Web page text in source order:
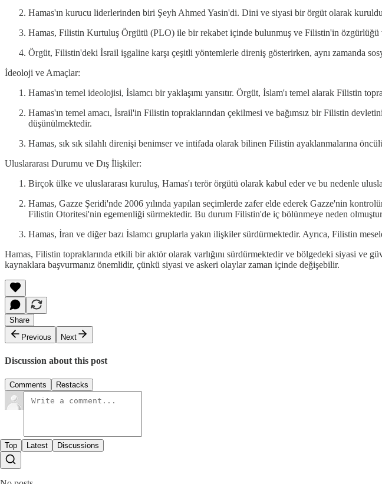
Hamas'ın kurucu liderlerinden biri Şeyh Ahmed Yasin'di. Dini ve siyasi bir örgüt olarak
Hamas, Filistin Kurtuluş Örgütü (PLO) ile bir rekabet içinde bulunmuş ve Filistin'in özgürlüğü
Örgüt, Filistin'deki İsrail işgaline karşı çeşitli yöntemlerle direniş gösterirken, aynı zamanda
İdeoloji ve Amaçlar:
Hamas'ın temel ideolojisi, İslamcı bir yaklaşımı yansıtır. Örgüt, İslam'ı temel alarak Filistin
Hamas'ın temel amacı, İsrail'in Filistin topraklarından çekilmesi ve bağımsız bir Filistin
düşünülmektedir.
Hamas, sık sık silahlı direnişi benimser ve intifada olarak bilinen Filistin ayaklanmalarına
Uluslararası Durumu ve Dış İlişkiler:
Birçok ülke ve uluslararası kuruluş, Hamas'ı terör örgütü olarak kabul eder ve bu nedenle
Hamas, Gazze Şeridi'nde 2006 yılında yapılan seçimlerde zafer elde ederek Gazze'nin
Filistin Otoritesi'nin egemenliği sürmektedir. Bu durum Filistin'de iç bölünmeye neden
Hamas, İran ve diğer bazı İslamcı gruplarla yakın ilişkiler sürdürmektedir. Ayrıca, Filistin
Hamas, Filistin topraklarında etkili bir aktör olarak varlığını sürdürmektedir ve bölgedeki siyasi
kaynaklara başvurmanız önemlidir, çünkü siyasi ve askeri olaylar zaman içinde değişebilir.
Share
Previous
Next
Discussion about this post
Comments Restacks
Top Latest Discussions